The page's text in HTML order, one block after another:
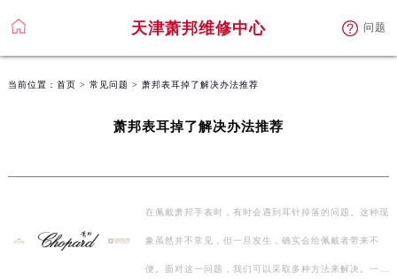
天津萧邦维修中心 问题
当前位置： 首页 > 常见问题 > 萧邦表耳掉了解决办法推荐
萧邦表耳掉了解决办法推荐
在佩戴萧邦手表时，有时会遇到耳针掉落的问题。这种现
象虽然并不常见，但一旦发生，确实会给佩戴者带来不
便。面对这一问题，我们可以采取多种方法来解决。一、